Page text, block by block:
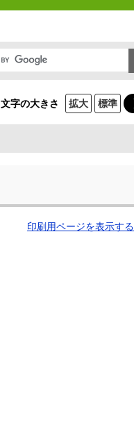
文字の大きさ 拡大 標準
印刷用ページを表示する